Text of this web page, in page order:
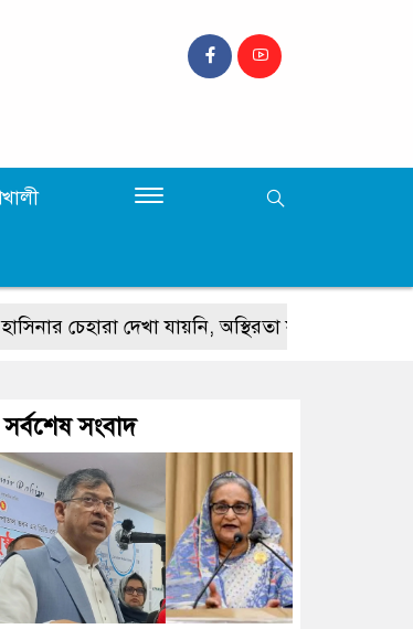
দেখা যায়নি, অস্থিরতা সৃষ্টিতে বিদেশ থেকে মাঝে
সর্বশেষ সংবাদ